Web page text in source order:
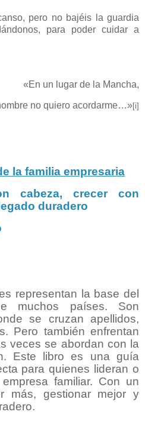
pero no bajéis la guardia
para poder cuidar a
«En un lugar de la Mancha,
no quiero acordarme…»[i]
la familia empresaria
cabeza, crecer con
duradero
representan la base del
muchos países. Son
se cruzan apellidos,
Pero también enfrentan
veces se abordan con la
Este libro es una guía
para quienes lideran o
familiar. Con un
más, gestionar mejor y